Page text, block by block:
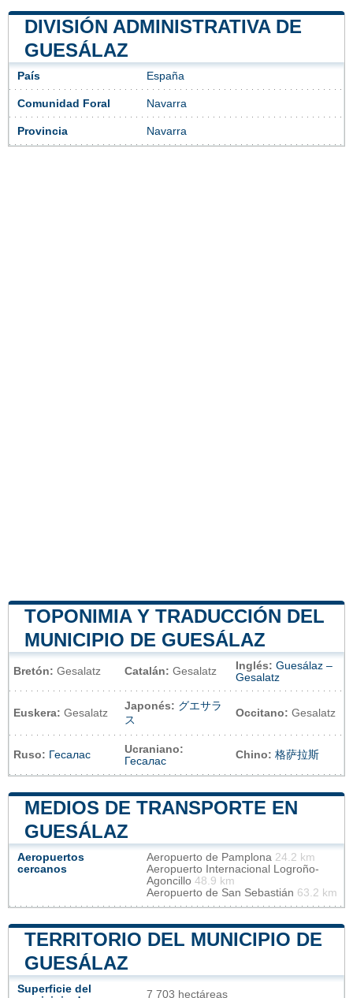
DIVISIÓN ADMINISTRATIVA DE
GUESÁLAZ
País España
Comunidad Foral Navarra
Provincia Navarra
TOPONIMIA Y TRADUCCIÓN DEL
MUNICIPIO DE GUESÁLAZ
Bretón: Gesalatz Catalán: Gesalatz Inglés: Guesálaz –
Gesalatz
Euskera: Gesalatz
Japonés: グエサラ
ス
Occitano: Gesalatz
Ruso: Гесалас
Ucraniano:
Гесалас
Chino: 格萨拉斯
MEDIOS DE TRANSPORTE EN
GUESÁLAZ
Aeropuertos
cercanos
Aeropuerto de Pamplona 24.2 km
Aeropuerto Internacional Logroño-
Agoncillo 48.9 km
Aeropuerto de San Sebastián 63.2 km
TERRITORIO DEL MUNICIPIO DE
GUESÁLAZ
Superficie del
7 703 hectáreas